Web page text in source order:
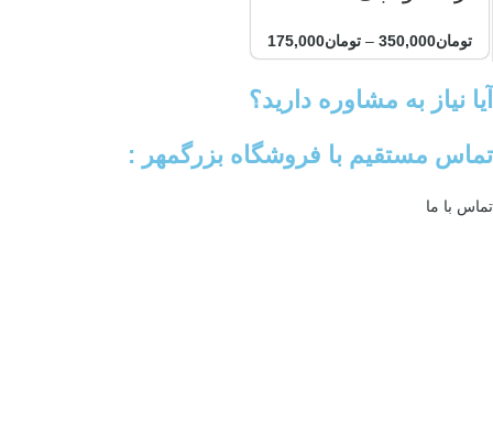
تومان350,000
– تومان175,000
آیا نیاز به مشاوره دارید؟
تماس مستقیم با فروشگاه بزرگمهر :
تماس با ما